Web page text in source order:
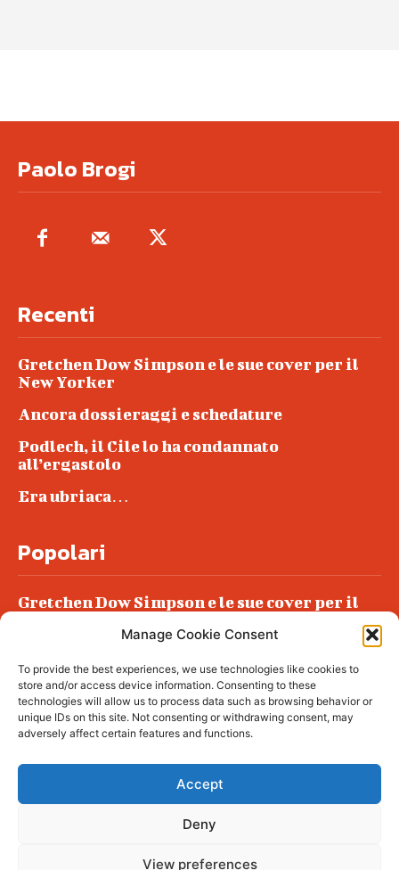
Manage Cookie Consent
To provide the best experiences, we use technologies like cookies to
store and/or access device information. Consenting to these
technologies will allow us to process data such as browsing behavior or
unique IDs on this site. Not consenting or withdrawing consent, may
adversely affect certain features and functions.
Accept
Deny
View preferences
Paolo Brogi
Recenti
Gretchen Dow Simpson e le sue cover per il
New Yorker
Ancora dossieraggi e schedature
Podlech, il Cile lo ha condannato
all’ergastolo
Era ubriaca…
Popolari
Gretchen Dow Simpson e le sue cover per il
Podlech, il Cile lo ha condannato
all’ergastolo
Era ubriaca…
© tagDiv - All rights reserved. Made with
complete News Portal about living, lifestyle,